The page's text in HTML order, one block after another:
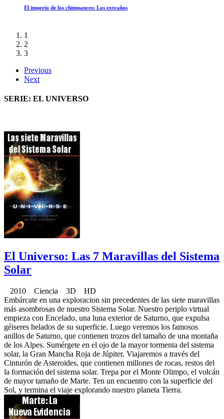
El imperio de los chimpances: Los extraños
1
2
3
Previous
Next
SERIE: EL UNIVERSO
El Universo: Las 7 Maravillas del Sistema
Solar
2010 Ciencia 3D HD
Embárcate en una exploracion sin precedentes de las siete maravillas
más asombrosas de nuestro Sistema Solar. Nuestro periplo virtual
empieza con Encelado, una luna exterior de Saturno, que expulsa
géiseres helados de su superficie. Luego veremos los famosos
anillos de Saturno, que contienen trozos del tamaño de una montaña
de los Alpes. Sumérgete en el ojo de la mayor tormenta del sistema
solar, la Gran Mancha Roja de Júpiter. Viajaremos a través del
Cinturón de Asteroides, que contienen millones de rocas, restos del
la formación del sistema solar. Trepa por el Monte Olimpo, el volcán
de mayor tamaño de Marte. Ten un encuentro con la superficie del
Sol, y termina el viaje explorando nuestro planeta Tierra.